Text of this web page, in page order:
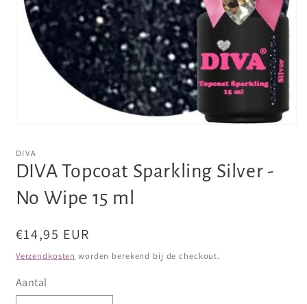
openen
in
modaal
DIVA
DIVA Topcoat Sparkling Silver -
No Wipe 15 ml
Normale
prijs
€14,95 EUR
Verzendkosten worden berekend bij de checkout.
Aantal